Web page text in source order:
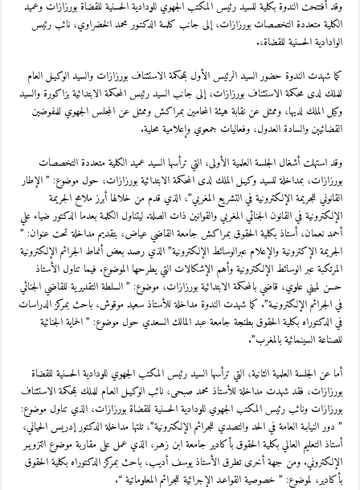
وقد أفتتحت الندوة بكلية للسيد رئيس المكتب الجهوي للودادية الحسنية للقضاة بورزازات وعميد
الكلية متعددة التخصصات بورزازات، إلى جانب كلمـة الدكتـور محمد الخضراوي، نائب رئيس
الوادادية الحسنية للقضاة،.
كما شهدت الندوة حضور السيد الرئيس الأول بمحكمة الاستئناف بورزازات والسيد الوكيـل العام
للملك لدى محكمة الاستئناف بورزازات، إلى جانب السيد رئيس المحكمة الابتدائية بزاكورة والسيد
وكيل الملك لديها، وممثل عن نقابة هيئة المحامين بمراكش وممثل عن المجلس الجهوي للمفوضين
القضائيين والسادة العدول، وفعاليات جمعوي وإعلامية محلية.
وقد استهلت أشغال الجلسة العلمية الأولى، التي ترأسها السيد عميد الكلية متعددة التخصصات
بورزازات، بمداخلة للسيد وكيـل الملك لدى المحكمة الابتدائية بورزازات، حول موضوع: ” الإطار
القانوني للجريمة الإلكترونية في التشريع المغربي”، الذي قدم من خلالها أبرز ملامح الجريمة
الإلكترونية في القانون الجنائي المغربي والقوانين ذات الصلة. ليتناول الكلمة بعدما الدكتور ضياء علي
أحمد نعمان، أستاذ بكلية الحقوق بمراكش جامعة القاضي عياض، بتقديم مداخلة تحت عنوان: ”
الجريمة الإكترونية والإعلام عبرالوسائط الإلكترونية” الذي رصـد بعض أنماط الجرائم الإلكترونية
المرتكبة عبر الوسائط الإلكترونية وأهم الإشكالات التي يطرحها الموضوع. فيما تناول الأستاذ
حسن لميني علوي، قاضي بالمحكمة الابتدائية بورزازات، موضوع: ” السلطة التقديرية للقاضي الجنائي
في الجرائم الإلكترونيـة”. كما شهدت الندوة مداخلة للأستاذ سعيد موقوش، باحث بمركز الدراسات
في الدكتوراه بكلية الحقوق بطنجة جامعة عبد المالك السعدي حول موضوع: ” الحماية الجنائية
للصناعة السينمائية بالمغرب”.
أما عن الجلسة العلمية الثانية، التي ترأسها السيد رئيس المكتب الجهوي للودادية الحسنية للقضاة
بورزازات، فقد شهدت مداخلة للأستاذ محمد صبحى، نائب الوكيـل العـام للملك بمحكمة الاستئناف
بورزازات ونائب رئيس المكتب الجهوي للودادية الحسنية للقضاة بورزازات، الذي تناول موضوع:
” دور النيابـة العامة في الحد والتصدي للجرائم الإلكترونية”، تلتها مداخلة الدكتور إدريس الحياني،
أستاذ التعليم العالي بكلية الحقوق بأكادير جامعة ابن زهـر، الذي عمل على مقاربة موضوع التزويـر
الإلكتروني. ومن جهة أخرى تطرق الأستاذ يوسف أديـب، باحث بمركز الدكتوراه بكلية الحقوق
بأكادير، لموضوع: ” خصوصية القواعـد الإجرائية للجرائم المعلوماتية “.